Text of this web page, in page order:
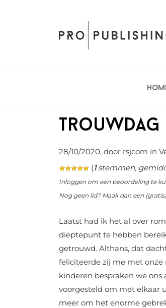
Trouwdag
28/10/2020, door rsjcom in
(1stemmen,
Inloggen om een beoordeling te
Nog geen lid? Maak dan een
Laatst had ik het al over
dieptepunt te hebben
getrouwd. Althans, dat
feliciteerde zij me met onze
kinderen bespraken we ons
voorgesteld om met elkaar
meer om het enorme